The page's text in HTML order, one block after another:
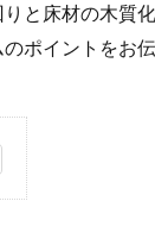
と床材の木質
ポイントをお伝